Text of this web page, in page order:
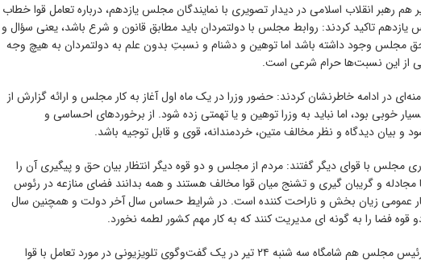
یک شنبه ۲۲ تیر هم رهبر انقلاب اسلامی در دیدار تصویری با نمایندگان مجلس یازدهم، درباره تعامل قوا خطاب
یازدهم تاکید کردند: روابط مجلس با دولتمردان باید مطابق قانون و شرع باشد، یعنی سؤال و
مجلس وجود داشته باشد اما توهین و دشنام و نسبتِ بدون علم به دولتمردان به هیچ وجه
از این نسبت‌ها حرام شرعی است.
در ادامه خاطرنشان کردند: حضور وزرا در یک ماه اول آغاز به کار مجلس و ارائه گزارش از
خوبی بود، اما نباید به وزرا توهین و یا تهمتی زده شود. از برخوردهای احساسی و
و بیان دیدگاه و نظر مخالف متین، خردمندانه، قوی و قابل توجیه باشد.
مجلس با قوای دیگر گفتند: مردم از مجلس و دو قوه دیگر انتظار بیان حق و پیگیری آن را
مجادله و گریبان گیری و تشنج میان قوا مخالف هستند و همه بدانند فضای منازعه در رئوس
عمومی زیان بخش و ناراحت کننده است. در شرایط حساس سال آخر دولت و همچنین سال
قوه فضا را به گونه ای مدیریت کنند که به کار مهم کشور لطمه نخورد.
محمدباقر قالیباف رئیس مجلس هم شامگاه سه شنبه ۲۴ تیر در یک گفت‌وگوی تلویزیونی در مورد تعامل با قوا